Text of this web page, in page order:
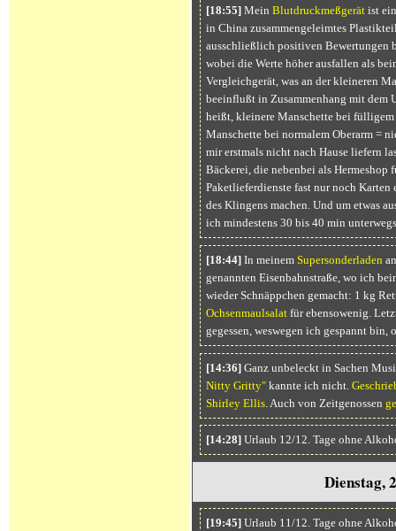
[18:55]Mein Blutdruckmeßgerätist
in China zusammengeleimtes
ausschließlich positiven Bewertungen
wobei die Werte höher ausfallen als
Vergleichgerät, was an der kleineren
beeinflußt in Zusammenhang mit dem
heißt, kleinere Manschette bei
Manschette bei normalem Oberarm =
mir erstmals nicht nach Hause liefern
Bäckerei, die nebenbei als Hermeshop
Paketlieferdienste fast nur noch
des Klingens machen. Und um etwas
ich mindestens 30 bis 40 min
[18:44]In meinem Supersonderladen
genannten Eisenbahnstraße, wo ich
wieder Schnäppchen gemacht: 1 kg
Ochsenmaulsalatfür ebensowenig.
gegessen, weswegen ich gespannt bin,
[14:36]Ganz unbeleckt in Sachen
Nitty Gritty"kannte ich nicht.
Shirley Ellis. Auch von Zeitgenossen
[14:28]Urlaub 12/12. Tage ohne
Dienstag,
[19:45]Urlaub 11/12. Tage ohne